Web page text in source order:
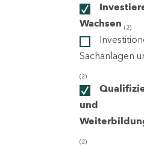
Wachsen (2)
Sachanlagen
(2)
und
(2)